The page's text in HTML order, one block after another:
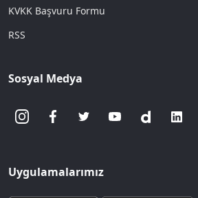
KVKK Başvuru Formu
RSS
Sosyal Medya
Uygulamalarımız